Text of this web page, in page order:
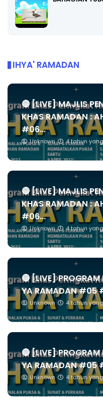
IHYA' RAMADAN
🔴 [LIVE] MAJLIS
KHAS RAMADAN :
#06...
Unknown 4 tahun
🔴 [LIVE] MAJLIS
KHAS RAMADAN :
#06...
Unknown 4 tahun
🔴 [LIVE] PROGRAM
YA RAMADAN #05
Unknown 4 tahun
🔴 [LIVE] PROGRAM
YA RAMADAN #05
Unknown 4 tahun